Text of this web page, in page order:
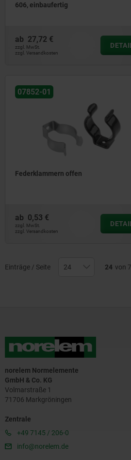
606, einbaufertig
ab 27,72 €
zzgl. MwSt.
zzgl. Versandkosten
07852-01
Federklammern offen
ab 0,53 €
zzgl. MwSt.
zzgl. Versandkosten
Einträge / Seite 24 von
norelem Normelemente
GmbH & Co. KG
Volmarstraße 1
71706 Markgröningen
Zentrale
+49 7145 / 206-0
info@norelem.de